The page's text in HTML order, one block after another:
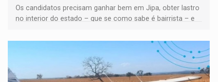
Os candidatos precisam ganhar bem em Jipa, obter lastro
no interior do estado – que se como sabe é bairrista – e
garantir